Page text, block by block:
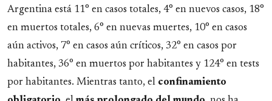
Argentina está 11° en casos totales, 4° en nuevos casos, 18°
en muertos totales, 6° en nuevas muertes, 10° en casos
aún activos, 7° en casos aún críticos, 32° en casos por
habitantes, 36° en muertos por habitantes y 124° en tests
por habitantes. Mientras tanto, el confinamiento